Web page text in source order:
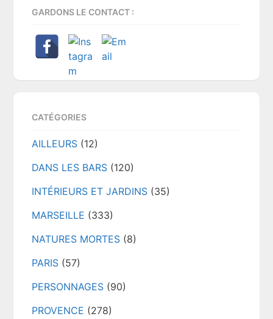
GARDONS LE CONTACT :
CATÉGORIES
AILLEURS (12)
DANS LES BARS (120)
INTÉRIEURS ET JARDINS (35)
MARSEILLE (333)
NATURES MORTES (8)
PARIS (57)
PERSONNAGES (90)
PROVENCE (278)